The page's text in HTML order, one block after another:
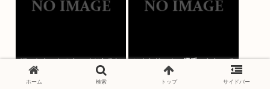
ほっともっとのキャベツあるじ
ゃん？
こんなサッカー選手いたなって
名前をあげていくスレ
ホーム 検索 トップ サイドバー